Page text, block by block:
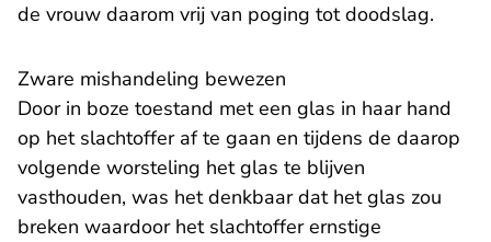
de vrouw daarom vrij van poging tot doodslag.
Zware mishandeling bewezen
Door in boze toestand met een glas in haar hand
op het slachtoffer af te gaan en tijdens de daarop
volgende worsteling het glas te blijven
vasthouden, was het denkbaar dat het glas zou
breken waardoor het slachtoffer ernstige